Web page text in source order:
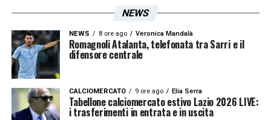
NEWS
NEWS 8 ore ago Veronica Mandalà
Romagnoli Atalanta, telefonata tra Sarri e il
difensore centrale
CALCIOMERCATO 9 ore ago Elia Serra
Tabellone calciomercato estivo Lazio 2026 LIVE:
i trasferimenti in entrata e in uscita